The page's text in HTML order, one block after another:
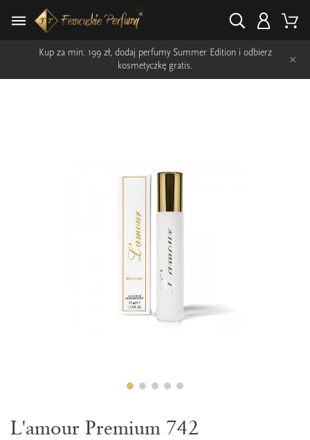
Kup za min. 199 zł, dodaj perfumy Summer Edition i odbierz
kosmetyczkę gratis.
×
L'amour Premium 742